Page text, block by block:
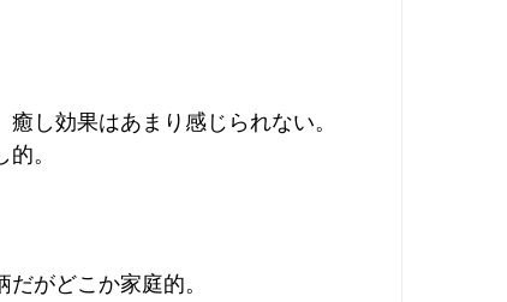
し効果はあまり感じられない。
。
がどこか家庭的。